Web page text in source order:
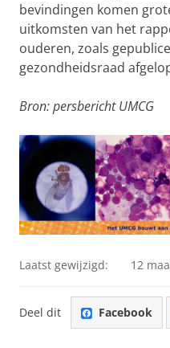
bevindingen komen
uitkomsten van het
ouderen, zoals
gezondheidsraad
Bron: persbericht UMCG
Laatst gewijzigd: 12
Deel dit Facebook